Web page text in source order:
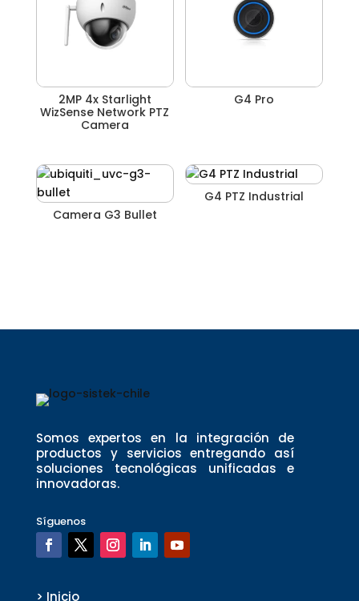
2MP 4x Starlight
WizSense Network PTZ
Camera
G4 Pro
Camera G3 Bullet
G4 PTZ Industrial
Somos expertos en la integración de
productos y servicios entregando así
soluciones tecnológicas unificadas e
innovadoras.
Síguenos
> Inicio